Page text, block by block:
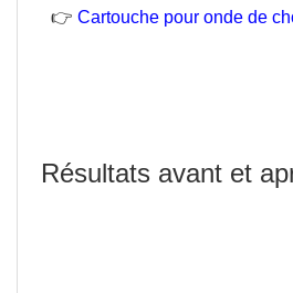
👉 Cartouche pour onde de
Résultats avant et